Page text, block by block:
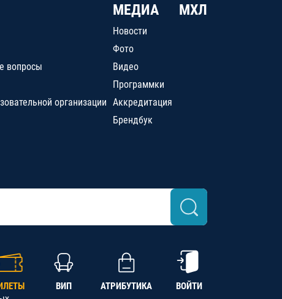
вопросы
организации
МЕДИА
Новости
Фото
Видео
Программки
Аккредитация
Брендбук
МХЛ
ВИП АТРИБУТИКА ВОЙТИ